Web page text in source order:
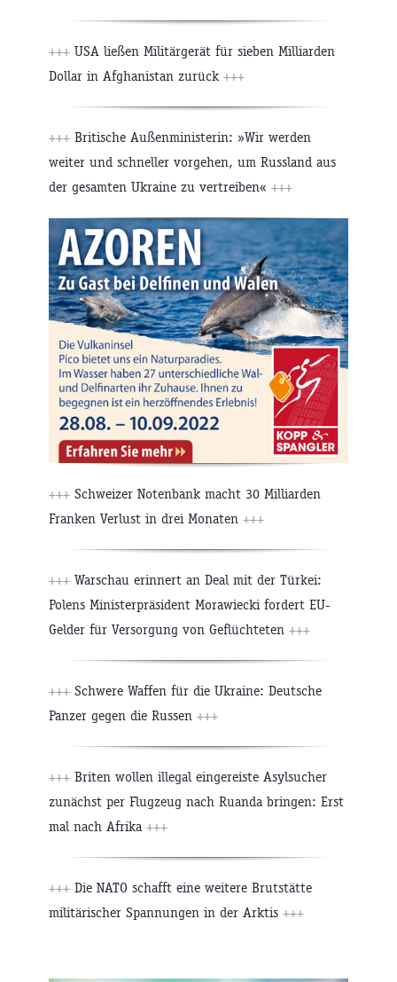
+++ USA ließen Militärgerät für sieben Milliarden
Dollar in Afghanistan zurück +++
+++ Britische Außenministerin: »Wir werden
weiter und schneller vorgehen, um Russland aus
der gesamten Ukraine zu vertreiben« +++
+++ Schweizer Notenbank macht 30 Milliarden
Franken Verlust in drei Monaten +++
+++ Warschau erinnert an Deal mit der Türkei:
Polens Ministerpräsident Morawiecki fordert EU-
Gelder für Versorgung von Geflüchteten +++
+++ Schwere Waffen für die Ukraine: Deutsche
Panzer gegen die Russen +++
+++ Briten wollen illegal eingereiste Asylsucher
zunächst per Flugzeug nach Ruanda bringen: Erst
mal nach Afrika +++
+++ Die NATO schafft eine weitere Brutstätte
militärischer Spannungen in der Arktis +++